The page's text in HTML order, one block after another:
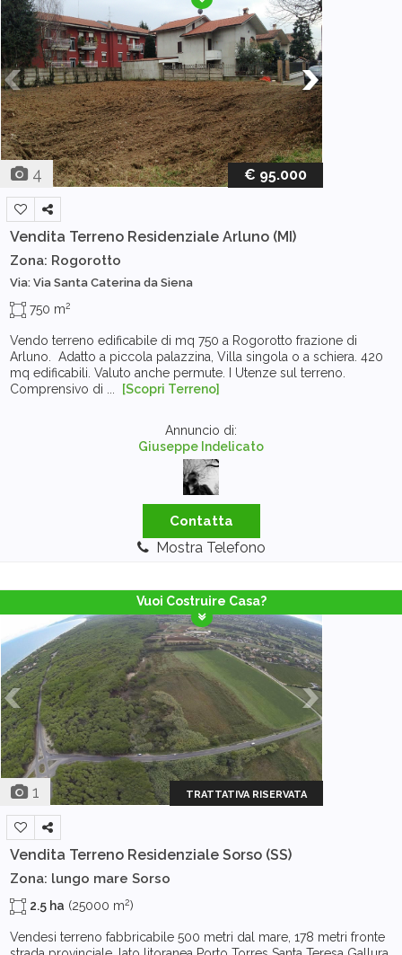
4 € 95.000
Vendita Terreno Residenziale Arluno (MI)
Zona: Rogorotto
Via: Via Santa Caterina da Siena
750 m2
Vendo terreno edificabile di mq 750 a Rogorotto frazione di
Arluno. Adatto a piccola palazzina, Villa singola o a schiera. 420
mq edificabili. Valuto anche permute. I Utenze sul terreno.
Comprensivo di ...
[Scopri Terreno]
Annuncio di:
Giuseppe Indelicato
Contatta
Mostra Telefono
Vuoi Costruire Casa?
1 TRATTATIVA RISERVATA
Vendita Terreno Residenziale Sorso (SS)
Zona: lungo mare Sorso
2.5 ha (25000 m2)
Vendesi terreno fabbricabile 500 metri dal mare, 178 metri fronte